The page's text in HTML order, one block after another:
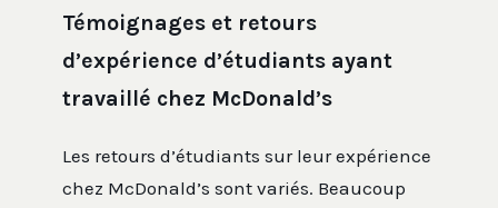
Témoignages et retours
d’expérience d’étudiants ayant
travaillé chez McDonald’s
Les retours d’étudiants sur leur expérience
chez McDonald’s sont variés. Beaucoup